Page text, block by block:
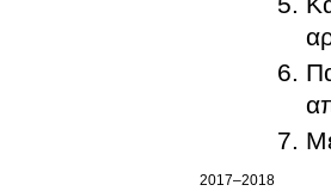
2017–2018